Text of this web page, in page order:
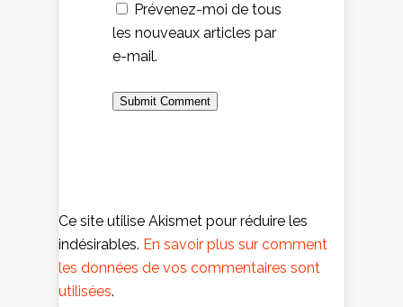
Prévenez-moi de tous
les nouveaux articles par
e-mail.
Ce site utilise Akismet pour réduire les
indésirables. En savoir plus sur comment
les données de vos commentaires sont
utilisées.